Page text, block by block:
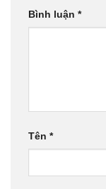
Bình luận *
Tên *